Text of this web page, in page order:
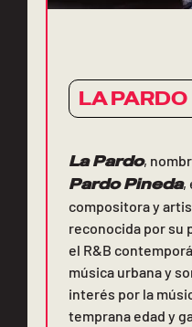
LA PARDO
La Pardo,
Pardo Pineda,
compositora y
reconocida por su
el R&B
música urbana y
interés por la
temprana edad y